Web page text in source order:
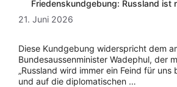
Friedenskundgebung: Russland ist
21. Juni 2026
Diese Kundgebung widerspricht dem
Bundesaussenminister Wadephul, der
„Russland wird immer ein Feind für uns
und auf die diplomatischen …